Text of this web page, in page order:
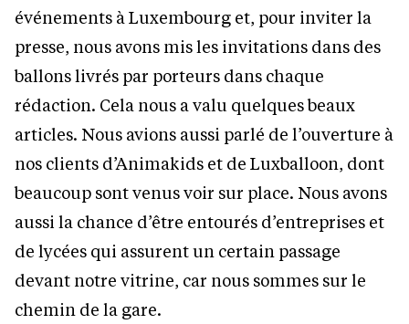
événements à Luxembourg et, pour inviter la
presse, nous avons mis les invitations dans des
ballons livrés par porteurs dans chaque
rédaction. Cela nous a valu quelques beaux
articles. Nous avions aussi parlé de l’ouverture à
nos clients d’Animakids et de Luxballoon, dont
beaucoup sont venus voir sur place. Nous avons
aussi la chance d’être entourés d’entreprises et
de lycées qui assurent un certain passage
devant notre vitrine, car nous sommes sur le
chemin de la gare.